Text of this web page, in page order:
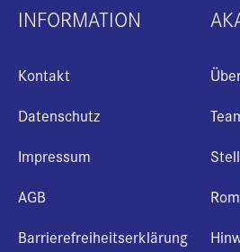
INFORMATION
Kontakt
Datenschutz
Impressum
AGB
Barrierefreiheitserklärung